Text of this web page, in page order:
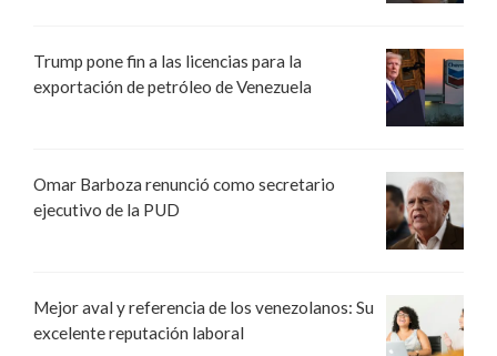
Trump pone fin a las licencias para la
exportación de petróleo de Venezuela
Omar Barboza renunció como secretario
ejecutivo de la PUD
Mejor aval y referencia de los venezolanos: Su
excelente reputación laboral